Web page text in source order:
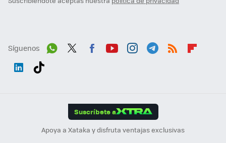
Síguenos
Suscríbete a
Apoya a Xataka y disfruta ventajas exclusivas